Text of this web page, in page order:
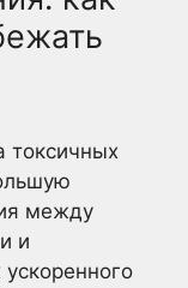
токсичных
между
и